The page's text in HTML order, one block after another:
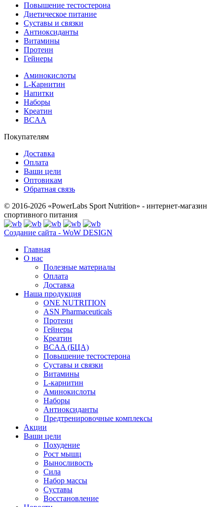
Повышение тестостерона
Диетическое питание
Суставы и связки
Антиоксиданты
Витамины
Протеин
Гейнеры
Аминокислоты
L-Карнитин
Напитки
Наборы
Креатин
BCAA
Покупателям
Доставка
Оплата
Ваши цели
Оптовикам
Обратная связь
© 2016-2026 «PowerLabs Sport Nutrition» - интернет-магазин
спортивного питания
Создание сайта - WoW DESIGN
Главная
О нас
Полезные материалы
Оплата
Доставка
Наша продукция
ONE NUTRITION
ASN Pharmaceuticals
Протеин
Гейнеры
Креатин
BCAA (БЦА)
Повышение тестостерона
Суставы и связки
Витамины
L-карнитин
Аминокислоты
Наборы
Антиоксиданты
Предтренировочные комплексы
Акции
Ваши цели
Похудение
Рост мышц
Выносливость
Сила
Набор массы
Суставы
Восстановление